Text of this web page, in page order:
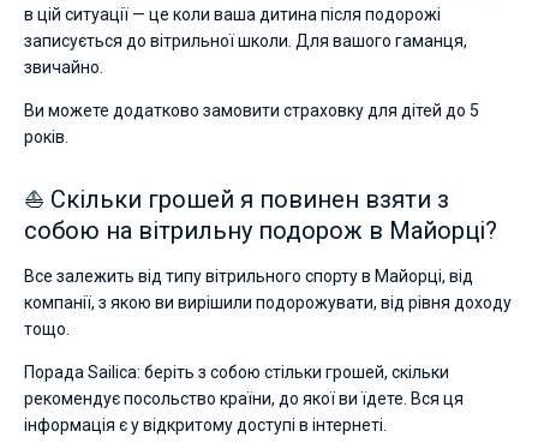
в цій ситуації — це коли ваша дитина після подорожі
записується до вітрильної школи. Для вашого гаманця,
звичайно.
Ви можете додатково замовити страховку для дітей до 5
років.
⛵ Скільки грошей я повинен взяти з
собою на вітрильну подорож в Майорці?
Все залежить від типу вітрильного спорту в Майорці, від
компанії, з якою ви вирішили подорожувати, від рівня доходу
тощо.
Порада Sailica: беріть з собою стільки грошей, скільки
рекомендує посольство країни, до якої ви їдете. Вся ця
інформація є у відкритому доступі в інтернеті.